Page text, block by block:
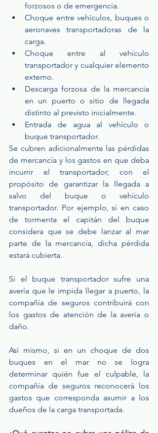
forzosos o de emergencia.
Choque entre vehículos, buques o
aeronaves transportadoras de la
carga.
Choque entre al vehículo
transportador y cualquier elemento
externo.
Descarga forzosa de la mercancía
en un puerto o sitio de llegada
distinto al previsto inicialmente.
Entrada de agua al vehículo o
buque transportador.
Se cubren adicionalmente las pérdidas
de mercancía y los gastos en que deba
incurrir el transportador, con el
propósito de garantizar la llegada a
salvo del buque o vehículo
transportador. Por ejemplo, si en caso
de tormenta el capitán del buque
considera que se debe lanzar al mar
parte de la mercancía, dicha pérdida
estará cubierta.
Si el buque transportador sufre una
avería que le impida llegar a puerto, la
compañía de seguros contribuirá con
los gastos de atención de la avería o
daño.
Así mismo, si en un choque de dos
buques en el mar no se logra
determinar quién fue el culpable, la
compañía de seguros reconocerá los
gastos que corresponda asumir a los
dueños de la carga transportada.